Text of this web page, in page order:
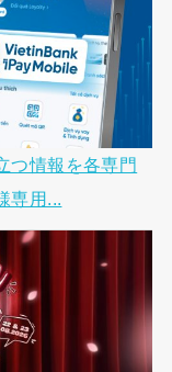
つ情報を各専門
専用...